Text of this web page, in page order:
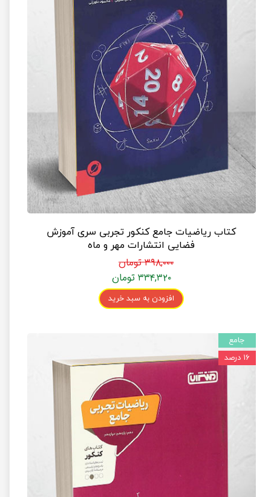
کتاب ریاضیات جامع کنکور تجربی سری آموزش
فضایی انتشارات مهر و ماه
۳۹۸,۰۰۰ تومان
۳۳۴,۳۲۰ تومان
افزودن به سبد خرید
جامع
۱۶ درصد